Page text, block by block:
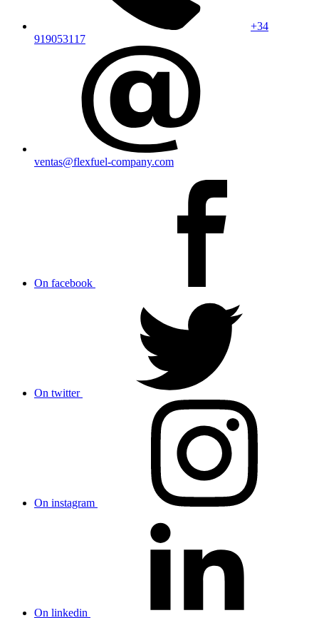
+34
919053117
ventas@flexfuel-company.com
On facebook
On twitter
On instagram
On linkedin